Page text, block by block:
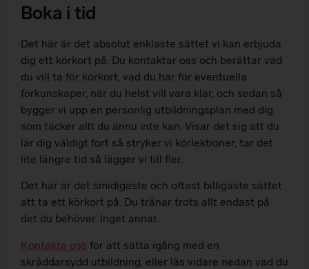
Boka i tid
Det här är det absolut enklaste sättet vi kan erbjuda
dig ett körkort på. Du kontaktar oss och berättar vad
du vill ta för körkort, vad du har för eventuella
förkunskaper, när du helst vill vara klar, och sedan så
bygger vi upp en personlig utbildningsplan med dig
som täcker allt du ännu inte kan. Visar det sig att du
lär dig väldigt fort så stryker vi körlektioner, tar det
lite längre tid så lägger vi till fler.
Det här är det smidigaste och oftast billigaste sättet
att ta ett körkort på. Du tränar trots allt endast på
det du behöver. Inget annat.
Kontakta oss för att sätta igång med en
skräddarsydd utbildning, eller läs vidare nedan vad du